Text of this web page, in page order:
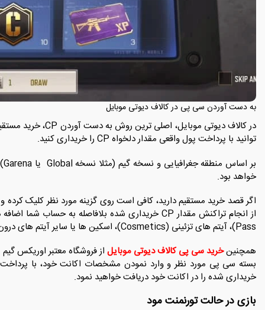
به دست آوردن سی پی در کالاف دیوتی موبایل
‌توانید با پرداخت پول واقعی مقدار دلخواه CP را خریداری کنید.
خواهد بود.
Pass)، آیتم‌ های تزئینی (Cosmetics)، اسکین ‌ها یا سایر آیتم ‌های درون ‌گیمی استفاده کنید.
همچنینخرید سی پی کالاف دیوتی موبایل از فروشگاه معتبر اوریکس
بسته سی پی مورد نظر و وارد نمودن مشخصات اکانت خود، با
خریداری شده را در اکانت خود دریافت خواهید نمود.
بازی در حالت تورنمنت مود